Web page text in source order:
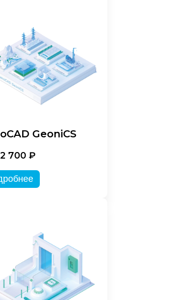
GeoniCS
700 ₽